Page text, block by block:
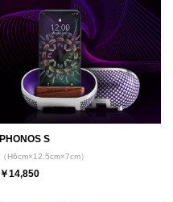
PHONOS S
（H6cm×12.5cm×7cm）
￥14,850